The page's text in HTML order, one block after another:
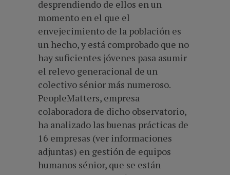
desprendiendo de ellos en un
momento en el que el
envejecimiento de la población es
un hecho, y está comprobado que no
hay suficientes jóvenes pasa asumir
el relevo generacional de un
colectivo sénior más numeroso.
PeopleMatters, empresa
colaboradora de dicho observatorio,
ha analizado las buenas prácticas de
16 empresas (ver informaciones
adjuntas) en gestión de equipos
humanos sénior, que se están